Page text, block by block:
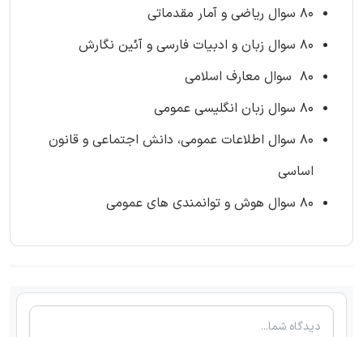
80 سوال ریاضی و آمار مقدماتی
80 سوال زبان و ادبیات فارسی و آئین نگارش
80 سوال معارف اسلامی
80 سوال زبان انگلیسی عمومی
80 سوال اطلاعات عمومی، دانش اجتماعی و قانون
اساسی
80 سوال هوش و توانمندی های عمومی